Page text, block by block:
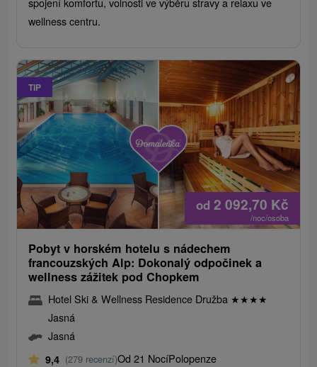
wellness centru.
TIP
od 2 092,70 Kč
/noc/osoba
Pobyt v horském hotelu s nádechem
francouzských Alp: Dokonalý odpočinek a
wellness zážitek pod Chopkem
Hotel Ski & Wellness Residence Družba ★★★★
Jasná
Jasná
9,4 (279 recenzí)Od 21 NocíPolopenze